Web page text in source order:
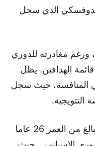
الذي سجل
ورغم مغادرته للدوري
الهدافين. يظل
المنافسة، حيث سجل
بالإضافة إلى ذلك، يعد النصيري البالغ من العمر 26 عاما